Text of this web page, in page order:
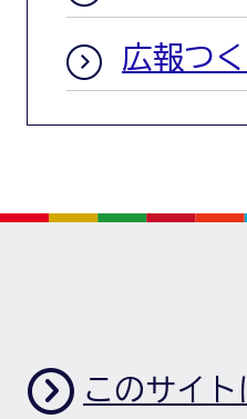
広報つ
このサイト